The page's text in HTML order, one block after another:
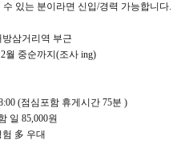
있는 분이라면 신입/경력 가능합니다.
삼거리역 부근
월 중순까지(조사 ing)
(점심포함 휴게시간 75분 )
일 85,000원
多 우대